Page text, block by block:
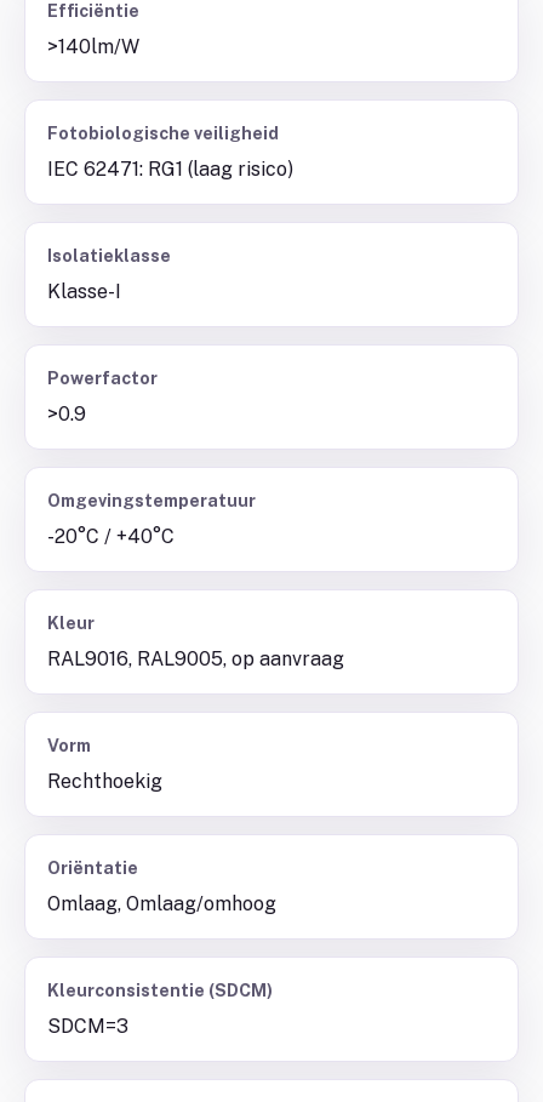
Efficiëntie
>140lm/W
Fotobiologische veiligheid
IEC 62471: RG1 (laag risico)
Isolatieklasse
Klasse-I
Powerfactor
>0.9
Omgevingstemperatuur
-20°C / +40°C
Kleur
RAL9016, RAL9005, op aanvraag
Vorm
Rechthoekig
Oriëntatie
Omlaag, Omlaag/omhoog
Kleurconsistentie (SDCM)
SDCM=3